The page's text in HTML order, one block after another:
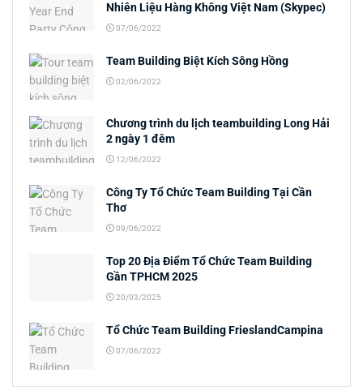
Nhiên Liệu Hàng Không Việt Nam (Skypec)
07/06/2022
Team Building Biệt Kích Sông Hồng
02/06/2022
Chương trình du lịch teambuilding Long Hải
2 ngày 1 đêm
12/06/2022
Công Ty Tổ Chức Team Building Tại Cần
Thơ
09/06/2022
Top 20 Địa Điểm Tổ Chức Team Building
Gần TPHCM 2025
20/03/2025
Tổ Chức Team Building FrieslandCampina
07/06/2022